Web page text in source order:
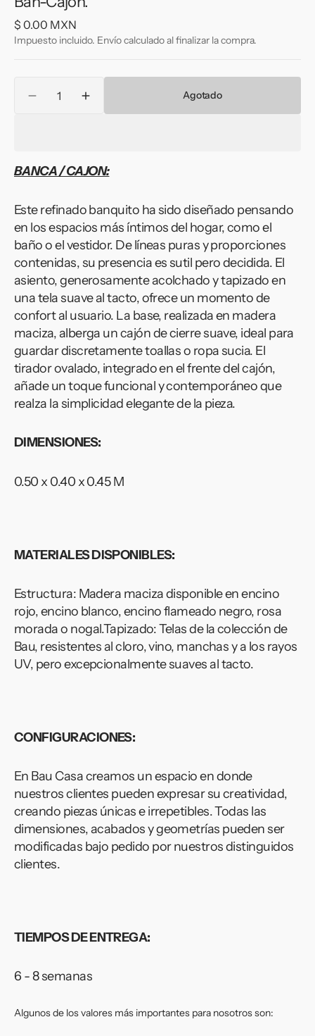
Precio
habitual
$ 0.00 MXN
Impuesto incluido. Envío calculado al finalizar la compra.
Reducir
Aumentar
cantidad
Agotado
BANCA / CAJON:
Este refinado banquito ha sido diseñado pensando
en los espacios más íntimos del hogar, como el
baño o el vestidor. De líneas puras y proporciones
contenidas, su presencia es sutil pero decidida. El
asiento, generosamente acolchado y tapizado en
una tela suave al tacto, ofrece un momento de
confort al usuario. La base, realizada en madera
maciza, alberga un cajón de cierre suave, ideal para
guardar discretamente toallas o ropa sucia. El
tirador ovalado, integrado en el frente del cajón,
añade un toque funcional y contemporáneo que
realza la simplicidad elegante de la pieza.
DIMENSIONES:
0.50 x 0.40 x 0.45 M
MATERIALES DISPONIBLES:
Estructura: Madera maciza disponible en encino
rojo, encino blanco, encino flameado negro, rosa
morada o nogal.Tapizado: Telas de la colección de
Bau, resistentes al cloro, vino, manchas y a los rayos
UV, pero excepcionalmente suaves al tacto.
CONFIGURACIONES:
En Bau Casa creamos un espacio en donde
nuestros clientes pueden expresar su creatividad,
creando piezas únicas e irrepetibles. Todas las
dimensiones, acabados y geometrías pueden ser
modificadas bajo pedido por nuestros distinguidos
clientes.
TIEMPOS DE ENTREGA:
6 - 8 semanas
Algunos de los valores más importantes para nosotros son: